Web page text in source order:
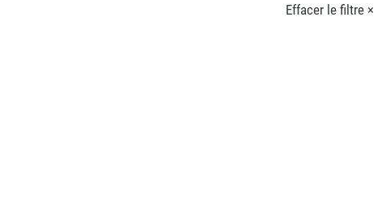
Effacer le filtre ×